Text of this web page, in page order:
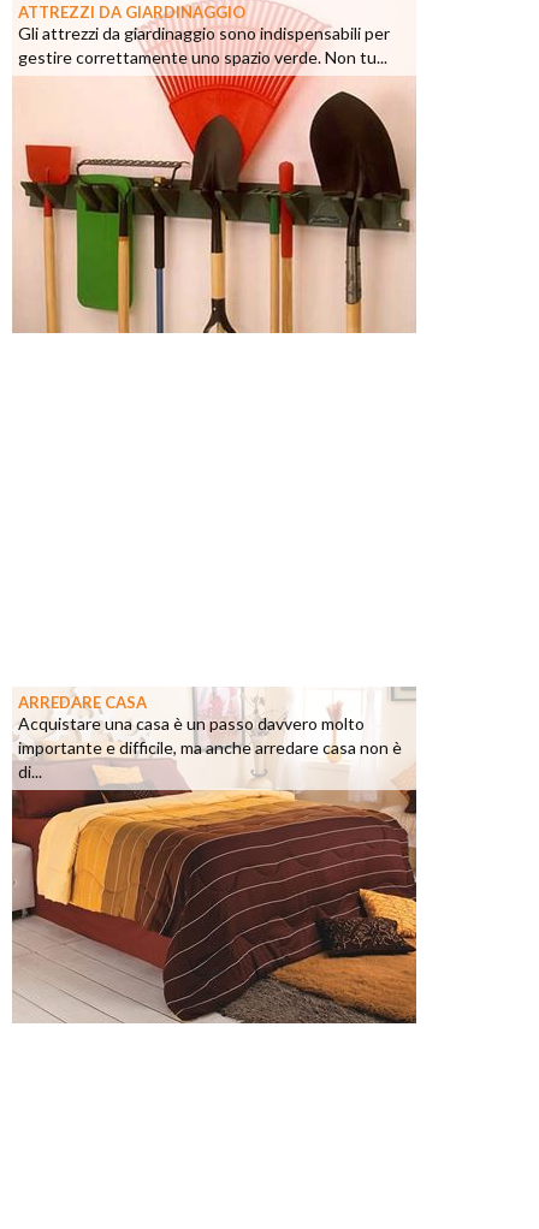
ATTREZZI DA GIARDINAGGIO
Gli attrezzi da giardinaggio sono indispensabili per
gestire correttamente uno spazio verde. Non tu...
ARREDARE CASA
Acquistare una casa è un passo davvero molto
importante e difficile, ma anche arredare casa non è
di...